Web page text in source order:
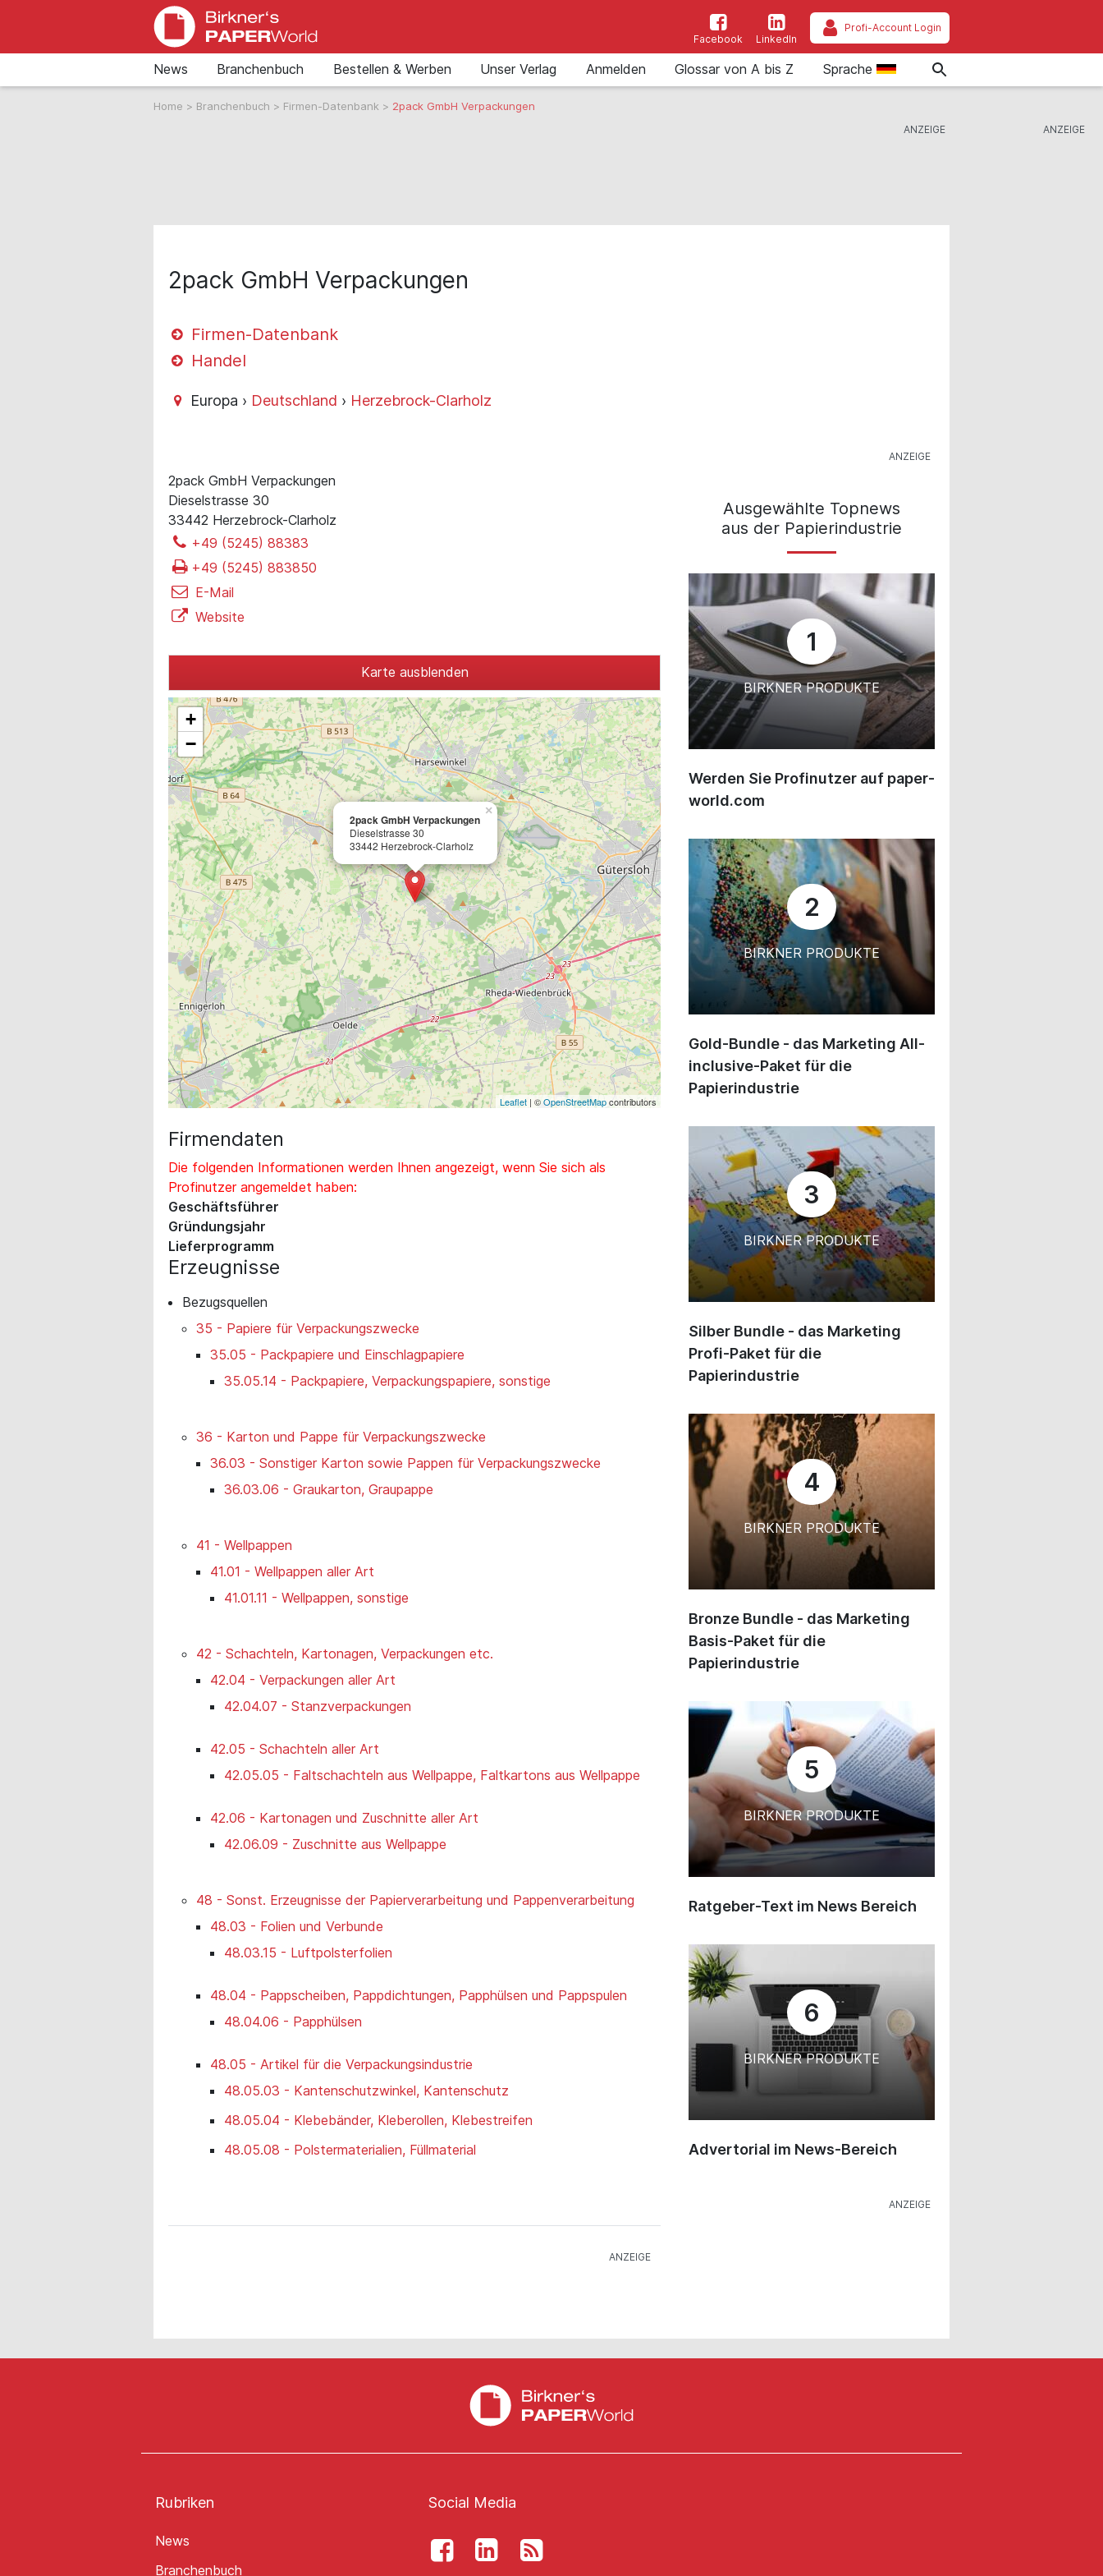
Facebook LinkedIn
Profi-Account Login
News Branchenbuch Bestellen & Werben Unser Verlag Anmelden Glossar von A bis Z Sprache
Home > Branchenbuch > Firmen-Datenbank > 2pack GmbH Verpackungen
2pack GmbH Verpackungen
Firmen-Datenbank
Handel
Europa › Deutschland › Herzebrock-Clarholz
2pack GmbH Verpackungen
Dieselstrasse 30
33442 Herzebrock-Clarholz
+49 (5245) 88383
+49 (5245) 883850
E-Mail
Website
Karte ausblenden
2pack GmbH Verpackungen
Dieselstrasse 30
33442 Herzebrock-Clarholz
×
+
−
Leaflet | ©OpenStreetMapcontributors
Firmendaten
Die folgenden Informationen werden Ihnen angezeigt, wenn Sie sich als
Profinutzer angemeldet haben:
Geschäftsführer
Gründungsjahr
Lieferprogramm
Erzeugnisse
Bezugsquellen
35 - Papiere für Verpackungszwecke
35.05 - Packpapiere und Einschlagpapiere
35.05.14 - Packpapiere, Verpackungspapiere, sonstige
36 - Karton und Pappe für Verpackungszwecke
36.03 - Sonstiger Karton sowie Pappen für Verpackungszwecke
36.03.06 - Graukarton, Graupappe
41 - Wellpappen
41.01 - Wellpappen aller Art
41.01.11 - Wellpappen, sonstige
42 - Schachteln, Kartonagen, Verpackungen etc.
42.04 - Verpackungen aller Art
42.04.07 - Stanzverpackungen
42.05 - Schachteln aller Art
42.05.05 - Faltschachteln aus Wellpappe, Faltkartons aus Wellpappe
42.06 - Kartonagen und Zuschnitte aller Art
42.06.09 - Zuschnitte aus Wellpappe
48 - Sonst. Erzeugnisse der Papierverarbeitung und Pappenverarbeitung
48.03 - Folien und Verbunde
48.03.15 - Luftpolsterfolien
48.04 - Pappscheiben, Pappdichtungen, Papphülsen und Pappspulen
48.04.06 - Papphülsen
48.05 - Artikel für die Verpackungsindustrie
48.05.03 - Kantenschutzwinkel, Kantenschutz
48.05.04 - Klebebänder, Kleberollen, Klebestreifen
48.05.08 - Polstermaterialien, Füllmaterial
Ausgewählte Topnews
aus der Papierindustrie
1
BIRKNER PRODUKTE
Werden Sie Profinutzer auf paper-
world.com
2
BIRKNER PRODUKTE
Gold-Bundle - das Marketing All-
inclusive-Paket für die
Papierindustrie
3
BIRKNER PRODUKTE
Silber Bundle - das Marketing
Profi-Paket für die
Papierindustrie
4
BIRKNER PRODUKTE
Bronze Bundle - das Marketing
Basis-Paket für die
Papierindustrie
5
BIRKNER PRODUKTE
Ratgeber-Text im News Bereich
6
BIRKNER PRODUKTE
Advertorial im News-Bereich
Rubriken
News
Branchenbuch
Social Media